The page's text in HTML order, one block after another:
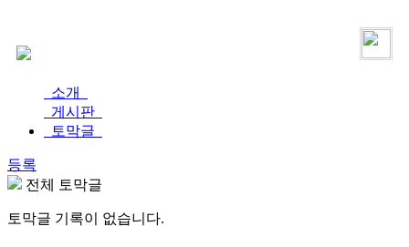
소개
게시판
토막글
등록
전체 토막글
토막글 기록이 없습니다.